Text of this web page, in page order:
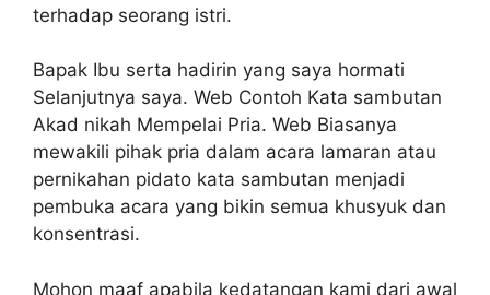
terhadap seorang istri.
Bapak Ibu serta hadirin yang saya hormati
Selanjutnya saya. Web Contoh Kata sambutan
Akad nikah Mempelai Pria. Web Biasanya
mewakili pihak pria dalam acara lamaran atau
pernikahan pidato kata sambutan menjadi
pembuka acara yang bikin semua khusyuk dan
konsentrasi.
Mohon maaf apabila kedatangan kami dari awal